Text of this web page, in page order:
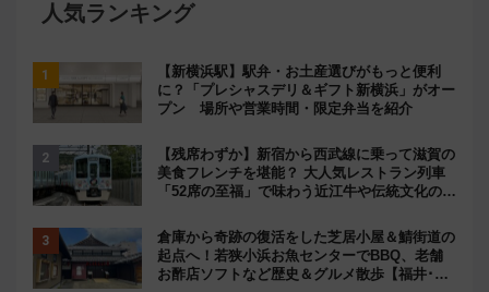
人気ランキング
【新横浜駅】駅弁・お土産選びがもっと便利
に？「プレシャスデリ＆ギフト新横浜」がオー
プン 場所や営業時間・限定弁当を紹介
【残席わずか】新宿から西武線に乗って滋賀の
美食フレンチを堪能？ 大人気レストラン列車
「52席の至福」で味わう近江牛や伝統文化の特
倉庫から奇跡の復活をした芝居小屋＆鯖街道の
起点へ！若狭小浜お魚センターでBBQ、老舗
お酢店ソフトなど歴史＆グルメ散歩【福井･小